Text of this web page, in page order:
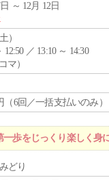
～ 12月 12日
）
12:50 ／ 13:10 ～ 14:30
マ）
（6回／一括支払いのみ）
歩をじっくり楽しく身
どり